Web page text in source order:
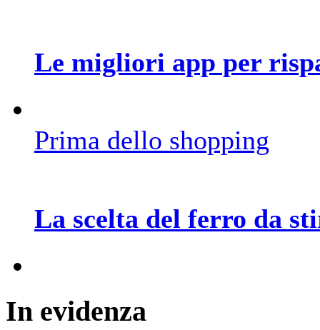
Le migliori app per
Prima dello shopping
La scelta del ferro da
In evidenza